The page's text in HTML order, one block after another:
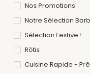
Nos Promotions
Notre Sélection
Sélection Festive !
Rôtis
Cuisine Rapide -